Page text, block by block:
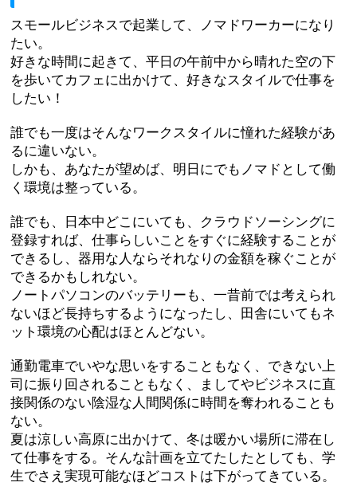
スモールビジネスで起業して、ノマドワーカーになり
たい。
好きな時間に起きて、平日の午前中から晴れた空の下
を歩いてカフェに出かけて、好きなスタイルで仕事を
したい！
誰でも一度はそんなワークスタイルに憧れた経験があ
るに違いない。
しかも、あなたが望めば、明日にでもノマドとして働
く環境は整っている。
誰でも、日本中どこにいても、クラウドソーシングに
登録すれば、仕事らしいことをすぐに経験することが
できるし、器用な人ならそれなりの金額を稼ぐことが
できるかもしれない。
ノートパソコンのバッテリーも、一昔前では考えられ
ないほど長持ちするようになったし、田舎にいてもネ
ット環境の心配はほとんどない。
通勤電車でいやな思いをすることもなく、できない上
司に振り回されることもなく、ましてやビジネスに直
接関係のない陰湿な人間関係に時間を奪われることも
ない。
夏は涼しい高原に出かけて、冬は暖かい場所に滞在し
て仕事をする。そんな計画を立てたしたとしても、学
生でさえ実現可能なほどコストは下がってきている。